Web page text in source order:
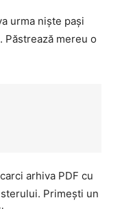
urma niște pași
mereu o
arhiva PDF cu
Primești un